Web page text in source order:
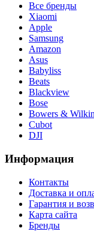
Все бренды
Xiaomi
Apple
Samsung
Amazon
Asus
Babyliss
Beats
Blackview
Bose
Bowers &
Cubot
DJI
Информация
Контакты
Доставка и
Гарантия и
Карта сайта
Бренды